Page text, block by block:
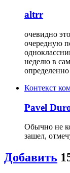
altrr
очевидно
очередную
неделю в
Контекст
Pavel
Обычно не
зашел,
Добавить